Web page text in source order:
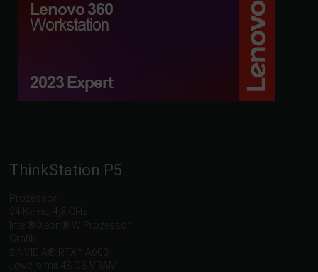
ThinkStation P5
Prozessor:
24 Kerne, 4,8 GHz
Intel® Xeon® W Prozessor
Grafik:
2 NVIDIA® RTX™ A600
Jeweils mit 48 GB VRAM